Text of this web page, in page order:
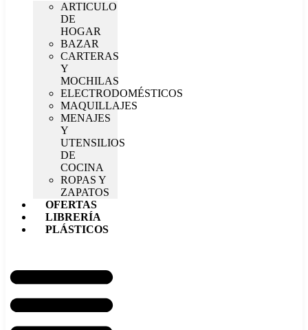
ARTICULO
DE
HOGAR
BAZAR
CARTERAS
Y
MOCHILAS
ELECTRODOMÉSTICOS
MAQUILLAJES
MENAJES
Y
UTENSILIOS
DE
COCINA
ROPAS Y
ZAPATOS
OFERTAS
LIBRERÍA
PLÁSTICOS